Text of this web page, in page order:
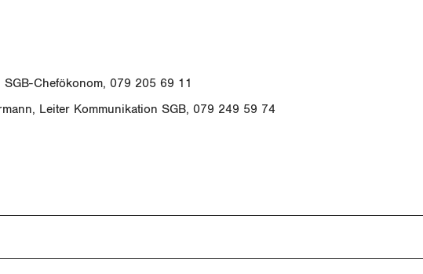
SGB-Chefökonom, 079 205 69 11
Leiter Kommunikation SGB, 079 249 59 74